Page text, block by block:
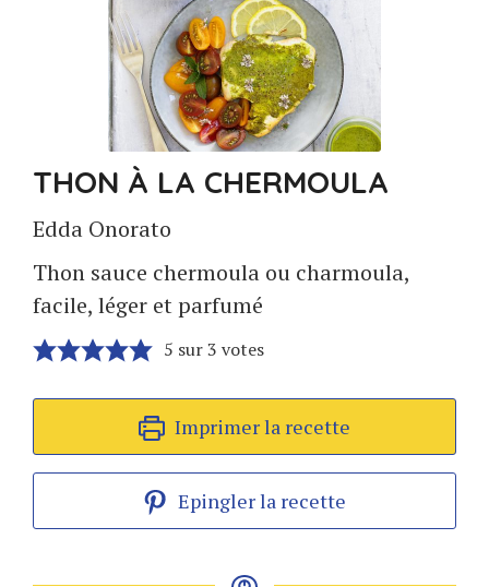
THON À LA CHERMOULA
Edda Onorato
Thon sauce chermoula ou charmoula,
facile, léger et parfumé
5 sur3 votes
Imprimer la recette
Epingler la recette